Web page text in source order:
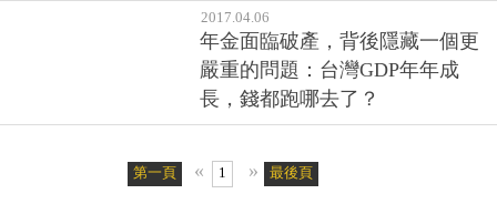
2017.04.06
年金面臨破產，背後隱藏一個更
嚴重的問題：台灣GDP年年成
長，錢都跑哪去了？
第一頁 « 1 » 最後頁